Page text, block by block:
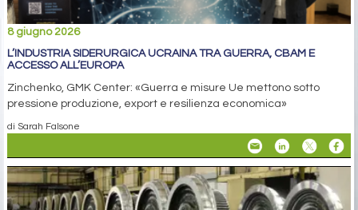
8 giugno 2026
L’INDUSTRIA SIDERURGICA UCRAINA TRA GUERRA, CBAM E
ACCESSO ALL’EUROPA
Zinchenko, GMK Center: «Guerra e misure Ue mettono sotto
pressione produzione, export e resilienza economica»
di Sarah Falsone